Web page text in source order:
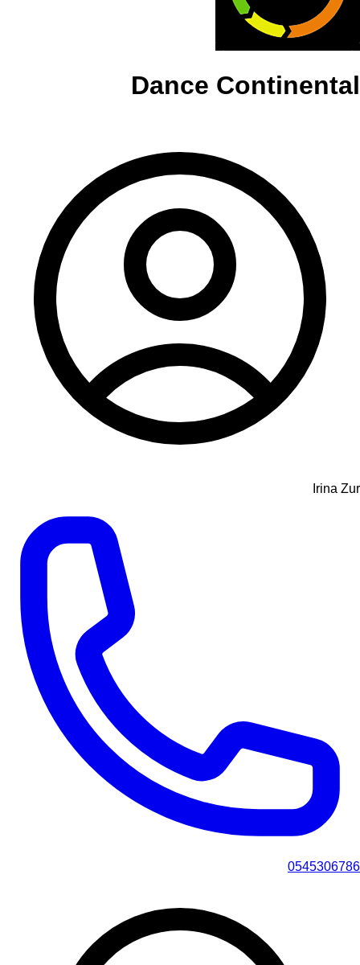
Dance Continental
Irina Zur
0545306786